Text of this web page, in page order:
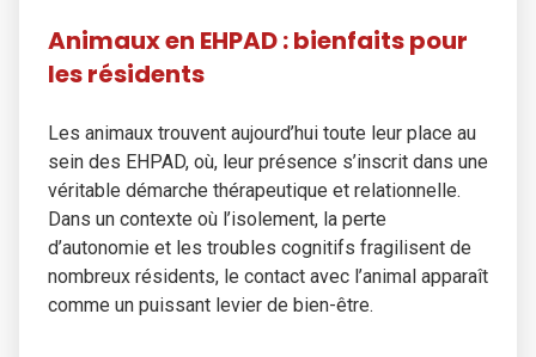
Animaux en EHPAD : bienfaits pour
les résidents
Les animaux trouvent aujourd’hui toute leur place au
sein des EHPAD, où, leur présence s’inscrit dans une
véritable démarche thérapeutique et relationnelle.
Dans un contexte où l’isolement, la perte
d’autonomie et les troubles cognitifs fragilisent de
nombreux résidents, le contact avec l’animal apparaît
comme un puissant levier de bien-être.